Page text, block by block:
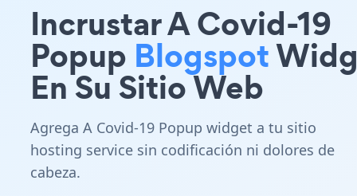
Incrustar A Covid-19
Popup Blogspot
En Su Sitio Web
Agrega A Covid-19 Popup widget a tu sitio
hosting service sin codificación ni dolores de
cabeza.